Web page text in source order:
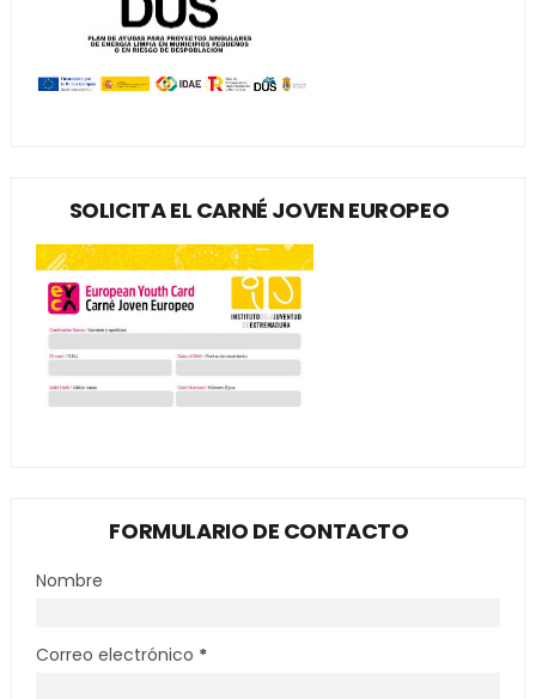
SOLICITA EL CARNÉ JOVEN EUROPEO
FORMULARIO DE CONTACTO
Nombre
Correo electrónico *